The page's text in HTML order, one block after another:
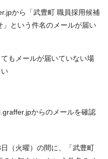
から「武豊町 職員採用候補
という件名のメールが届い
もメールが届いていない場
からのメールを確認
（火曜）の間に、「武豊町